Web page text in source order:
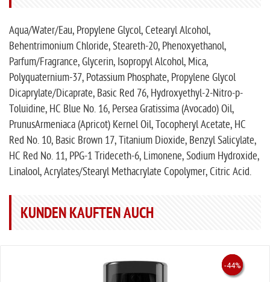
Aqua/Water/Eau, Propylene Glycol, Cetearyl Alcohol,
Behentrimonium Chloride, Steareth-20, Phenoxyethanol,
Parfum/Fragrance, Glycerin, Isopropyl Alcohol, Mica,
Polyquaternium-37, Potassium Phosphate, Propylene Glycol
Dicaprylate/Dicaprate, Basic Red 76, Hydroxyethyl-2-Nitro-p-
Toluidine, HC Blue No. 16, Persea Gratissima (Avocado) Oil,
PrunusArmeniaca (Apricot) Kernel Oil, Tocopheryl Acetate, HC
Red No. 10, Basic Brown 17, Titanium Dioxide, Benzyl Salicylate,
HC Red No. 11, PPG-1 Trideceth-6, Limonene, Sodium Hydroxide,
Linalool, Acrylates/Stearyl Methacrylate Copolymer, Citric Acid.
KUNDEN KAUFTEN AUCH
-25%
-40%
-44%